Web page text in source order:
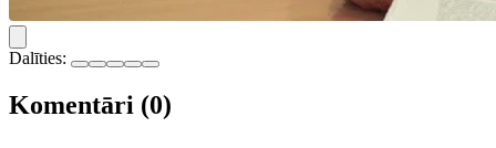
Dalīties:
Komentāri (0)